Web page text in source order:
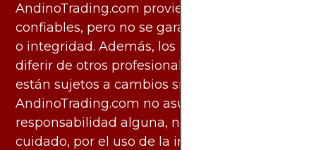
AndinoTrading.com proviene de fuentes
confiables, pero no se garantiza su exactitud
o integridad. Además, los análisis pueden
diferir de otros profesionales calificados y
están sujetos a cambios sin previo aviso.
AndinoTrading.com no asume
responsabilidad alguna, ni deber de
cuidado, por el uso de la información